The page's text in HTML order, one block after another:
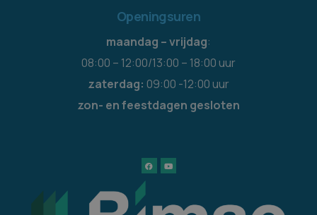
Openingsuren
maandag – vrijdag:
08:00 – 12:00/13:00 – 18:00 uur
zaterdag: 09:00 -12:00 uur
zon- en feestdagen gesloten